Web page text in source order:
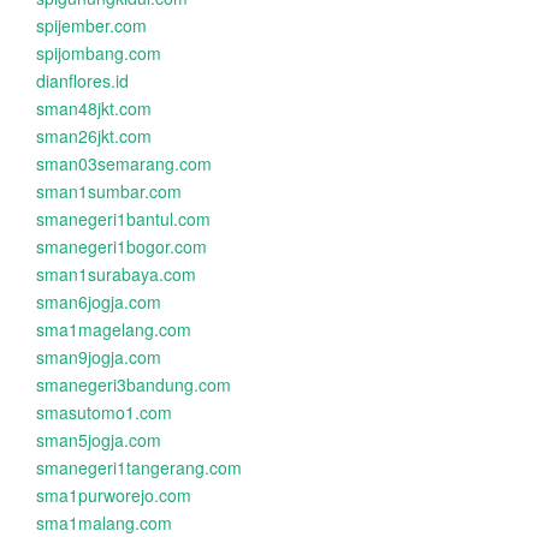
spijember.com
spijombang.com
dianflores.id
sman48jkt.com
sman26jkt.com
sman03semarang.com
sman1sumbar.com
smanegeri1bantul.com
smanegeri1bogor.com
sman1surabaya.com
sman6jogja.com
sma1magelang.com
sman9jogja.com
smanegeri3bandung.com
smasutomo1.com
sman5jogja.com
smanegeri1tangerang.com
sma1purworejo.com
sma1malang.com